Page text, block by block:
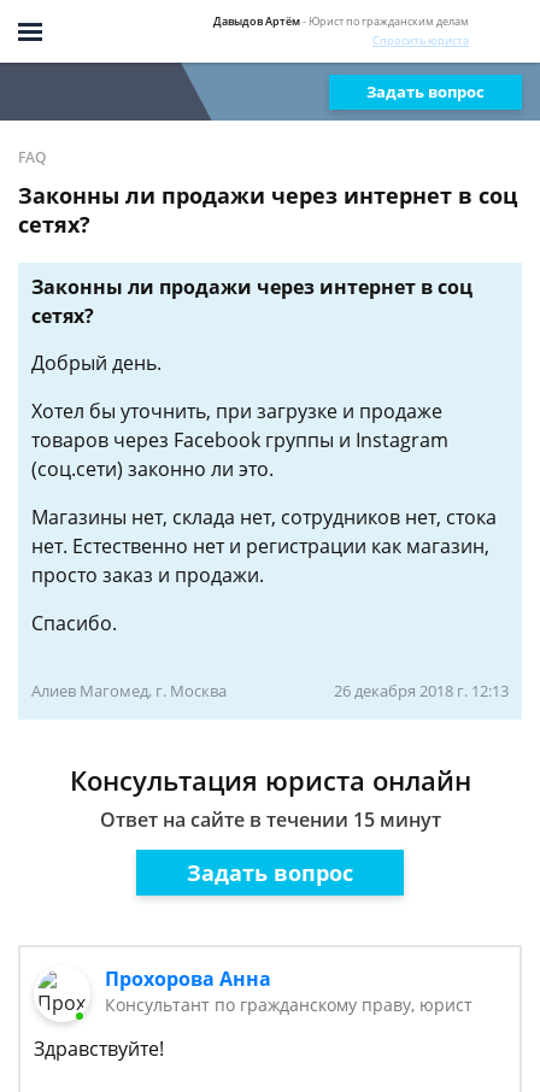
Давыдов Артём- Юрист по гражданским делам
Спросить юриста
Задать вопрос
FAQ
Законны ли продажи через интернет в соц
сетях?
Законны ли продажи через интернет в соц
сетях?
Добрый день.
Хотел бы уточнить, при загрузке и продаже
товаров через Facebook группы и Instagram
(соц.сети) законно ли это.
Магазины нет, склада нет, сотрудников нет, стока
нет. Естественно нет и регистрации как магазин,
просто заказ и продажи.
Спасибо.
Алиев Магомед, г. Москва 26 декабря 2018 г. 12:13
Консультация юриста онлайн
Ответ на сайте в течении 15 минут
Задать вопрос
Прохорова Анна
Консультант по гражданскому праву, юрист
Здравствуйте!